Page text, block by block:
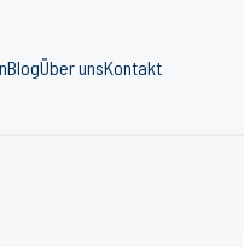
BlogÜber unsKontakt